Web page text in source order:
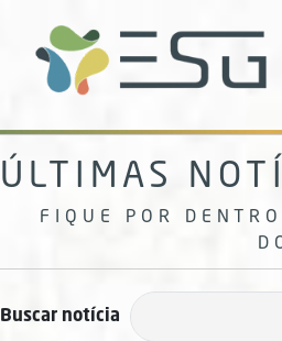
ÚLTIMAS
FIQUE POR
Buscar notícia